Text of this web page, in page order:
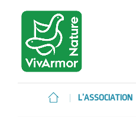
L’ASSOCIATION